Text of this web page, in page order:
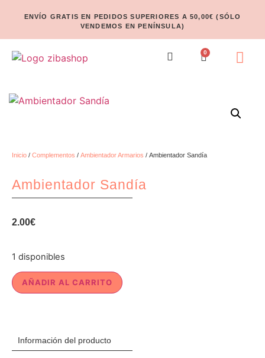
ENVÍO GRATIS EN PEDIDOS SUPERIORES A 50,00€ (SÓLO
VENDEMOS EN PENÍNSULA)
0
Inicio / Complementos / Ambientador Armarios / Ambientador Sandía
Ambientador Sandía
2.00€
1 disponibles
AÑADIR AL CARRITO
Información del producto